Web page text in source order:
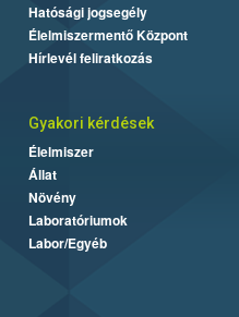
Hatósági jogsegély
Élelmiszermentő Központ
Hírlevél feliratkozás
Gyakori kérdések
Élelmiszer
Állat
Növény
Laboratóriumok
Labor/Egyéb